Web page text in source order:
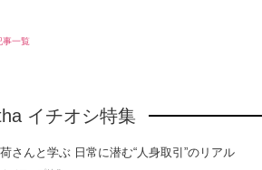
一覧
イチオシ特集
さんと学ぶ 日常に潜む“人身取引”のリアル